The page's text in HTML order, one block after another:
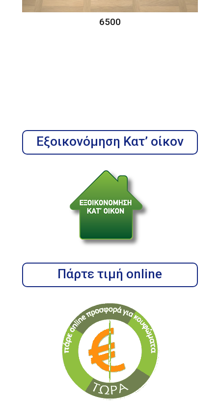
6500
Εξοικονόμηση Κατ’ οίκον
Πάρτε τιμή online